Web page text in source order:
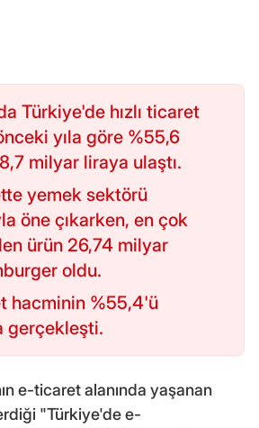
Türkiye'de hızlı ticaret
yıla göre %55,6
milyar liraya ulaştı.
yemek sektörü
öne çıkarken, en çok
ürün 26,74 milyar
oldu.
hacminin %55,4'ü
gerçekleşti.
e-ticaret alanında yaşanan
"Türkiye'de e-